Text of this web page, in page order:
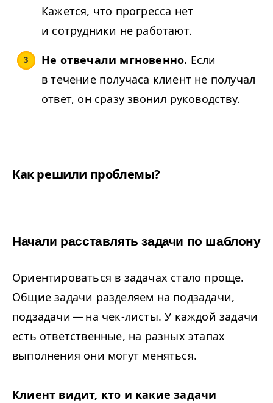
Кажется, что прогресса нет
и сотрудники не работают.
Не отвечали мгновенно. Если
в течение получаса клиент не получал
ответ, он сразу звонил руководству.
Как решили проблемы?
Начали расставлять задачи по шаблону
Ориентироваться в задачах стало проще.
Общие задачи разделяем на подзадачи,
подзадачи — на чек-листы. У каждой задачи
есть ответственные, на разных этапах
выполнения они могут меняться.
Клиент видит, кто и какие задачи